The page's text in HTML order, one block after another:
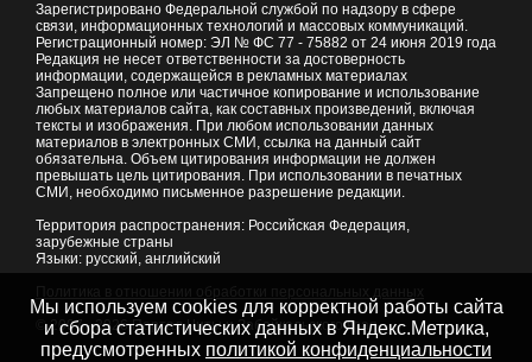
Зарегистрировано Федеральной службой по надзору в сфере
связи, информационных технологий и массовых коммуникаций.
Регистрационный номер: ЭЛ № ФС 77 - 75882 от 24 июня 2019 года
Редакция не несет ответственности за достоверность
информации, содержащейся в рекламных материалах
Запрещено полное или частичное копирование и использование
любых материалов сайта, как составных произведений, включая
тексты и изображения. При любом использовании данных
материалов в электронных СМИ, ссылка на данный сайт
обязательна. Объем цитирования информации не должен
превышать цель цитирования. При использовании в печатных
СМИ, необходимо письменное разрешение редакции.
Территория распространения: Российская Федерация,
зарубежные страны
Языки: русский, английский
© 2007 - 2026Портал Читы и Забайкальского края
Мы используем cookies для корректной работы сайта
и сбора статистических данных в Яндекс.Метрика,
предусмотренных политикой конфиденциальности